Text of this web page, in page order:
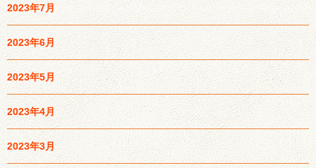
2023年7月
2023年6月
2023年5月
2023年4月
2023年3月